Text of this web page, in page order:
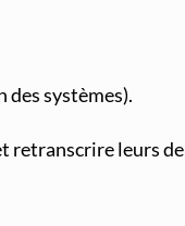
systèmes).
retranscrire leurs